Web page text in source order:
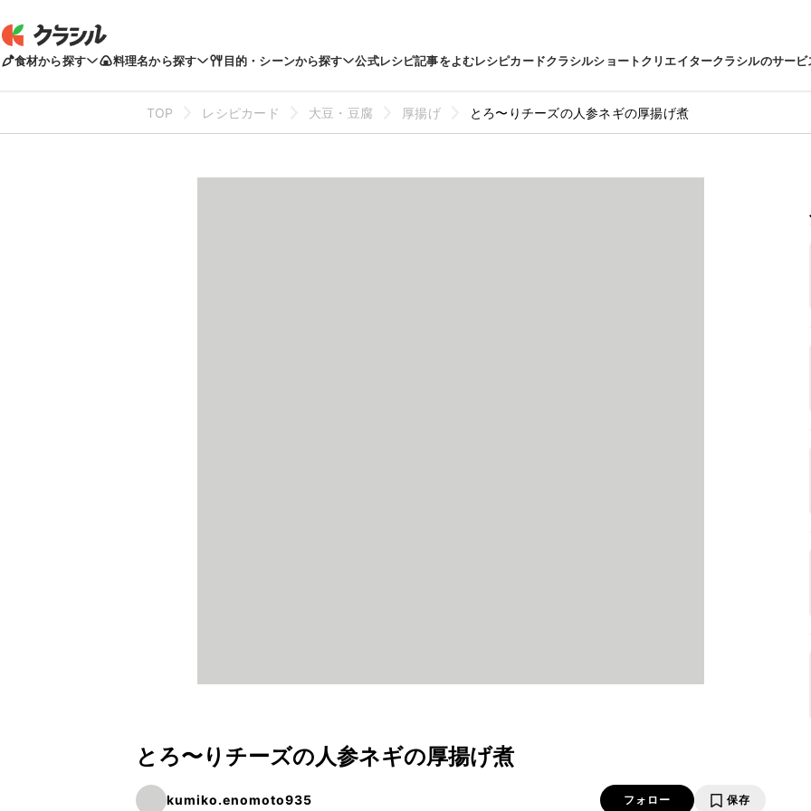
食材から探す 料理名から探す 目的・シーンから探す 公式レシピ記事をよむレシピカードクラシルショートクリエイタークラシルのサービ
TOP レシピカード 大豆・豆腐 厚揚げ とろ〜りチーズの人参ネギの厚揚げ煮
とろ〜りチーズの人参ネギの厚揚げ煮
kumiko.enomoto935 フォロー 保存